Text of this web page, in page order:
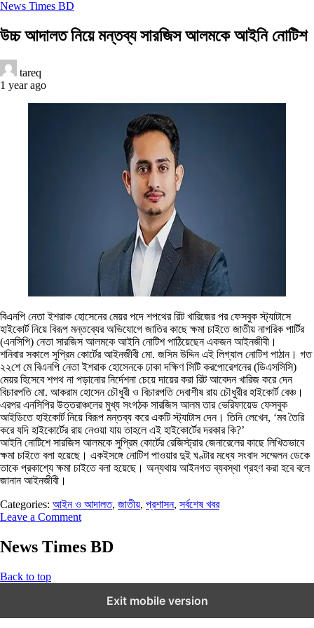
News Times BD
উচ্চ আদালত নিয়ে মন্তব্য সারজিস আলমকে আইনি নোটিশ
tareq
1 year ago
বিএনপি নেতা ইশরাক হোসেনের মেয়র পদে শপথের রিট খারিজের পর ফেসবুক স্ট্যাটাসে
হাইকোর্ট নিয়ে বিরূপ মন্তব্যের অভিযোগে জাতির কাছে ক্ষমা চাইতে জাতীয় নাগরিক পার্টির
(এনসিপি) নেতা সারজিস আলমকে আইনি নোটিশ পাঠিয়েছেন একজন আইনজীবী।
শনিবার সকালে সুপ্রিম কোর্টের আইনজীবী মো. জসিম উদ্দিন এই লিগ্যাল নোটিশ পাঠান। গত
২২শে মে বিএনপি নেতা ইশরাক হোসেনকে ঢাকা দক্ষিণ সিটি করপোরেশনের (ডিএসসিসি)
মেয়র হিসেবে শপথ না পড়ানোর নির্দেশনা চেয়ে দায়ের করা রিট আবেদন খারিজ করে দেন
বিচারপতি মো. আকরাম হোসেন চৌধুরী ও বিচারপতি দেবাশীষ রায় চৌধুরীর হাইকোর্ট বেঞ্চ।
এরপর এনসিপির উত্তরাঞ্চলের মুখ্য সংগঠক সারজিস আলম তার ভেরিফায়েড ফেসবুক
আইডিতে হাইকোর্ট নিয়ে বিরূপ মন্তব্য করে একটি স্ট্যাটাস দেন। তিনি লেখেন, ‘মব তৈরি
করে যদি হাইকোর্টের রায় নেওয়া যায় তাহলে এই হাইকোর্টের দরকার কি?’
আইনি নোটিশে সারজিস আলমকে সুপ্রিম কোর্টের রেজিস্ট্রার জেনারেলের কাছে লিখিতভাবে
ক্ষমা চাইতে বলা হয়েছে। একইসঙ্গে নোটিশ পাওয়ার দুই ঘণ্টার মধ্যে সংবাদ সম্মেলন ডেকে
তাকে প্রকাশ্যে ক্ষমা চাইতে বলা হয়েছে। অন্যথায় আইনগত ব্যবস্থা গ্রহণ করা হবে বলে
জানান আইনজীবী।
Categories: আইন ও আদালত, জাতীয়, প্রশাসন, সর্বশেষ খবর
Leave a Comment
News Times BD
Back to top
Exit mobile version